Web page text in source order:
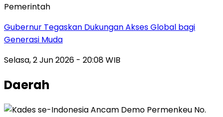
Pemerintah
Gubernur Tegaskan Dukungan Akses Global bagi
Generasi Muda
Selasa, 2 Jun 2026 - 20:08 WIB
Daerah